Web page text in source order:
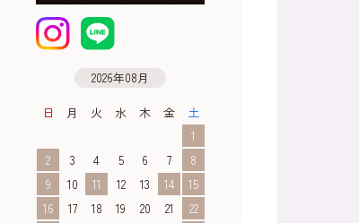
2026年08月
日 月 火 水 木 金
土
1
2
3 4 5 6 7
8
9
10 11 12 13 14
15
16
17 18 19 20 21
22